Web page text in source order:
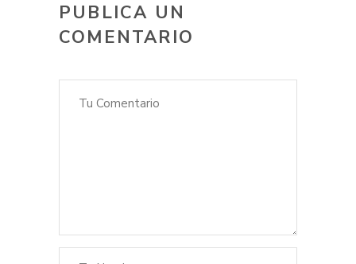
PUBLICA UN
COMENTARIO